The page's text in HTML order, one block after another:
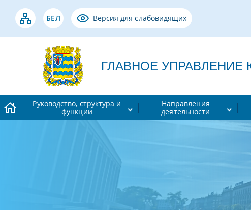
БЕЛ Версия для слабовидящих
ГЛАВНОЕ УПРАВЛЕНИЕ
Руководство, структура и
функции
Направления
деятельности